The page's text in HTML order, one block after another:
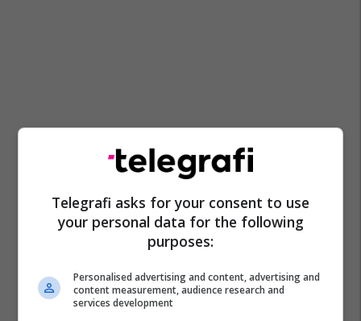
Telegrafi asks for your consent to use
your personal data for the following
purposes:
Personalised advertising and content, advertising and
content measurement, audience research and
services development